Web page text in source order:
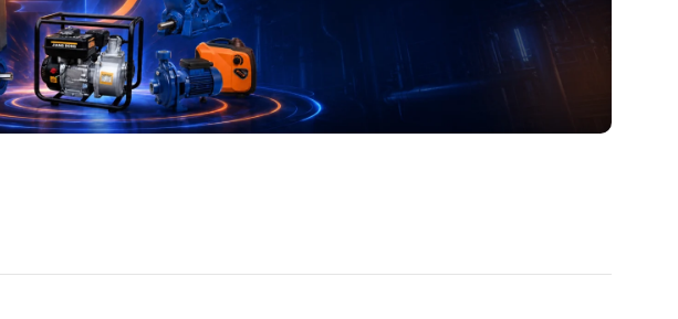
Read more